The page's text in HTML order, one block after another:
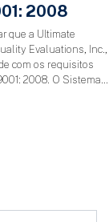
2008
que a Ultimate
Evaluations, Inc.,
com os requisitos
2008. O Sistema...